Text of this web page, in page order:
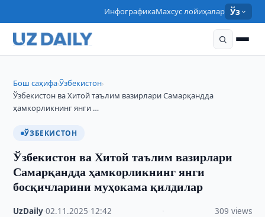
ИнфографикаМахсус лойиҳалар Ўз
Бош саҳифа›Ўзбекистон›
Ўзбекистон ва Хитой таълим вазирлари Самарқандда
ҳамкорликнинг янги …
ЎЗБЕКИСТОН
Ўзбекистон ва Хитой таълим вазирлари
Самарқандда ҳамкорликнинг янги
босқичларини муҳокама қилдилар
UzDaily ·02.11.2025 12:42 309 views